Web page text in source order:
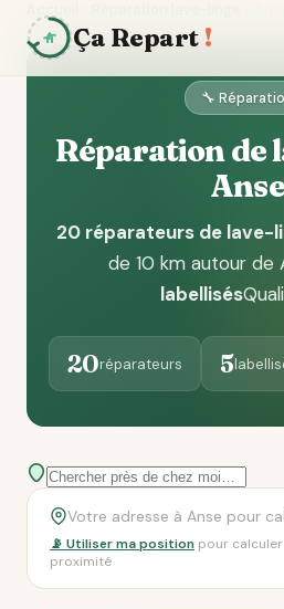
Ça Repart !
🔧
Réparation de
Anse
20 réparateurs de lave-
de 10 km autour de
labellisés
20réparateurs 5
📡 Utiliser ma position pour
proximité